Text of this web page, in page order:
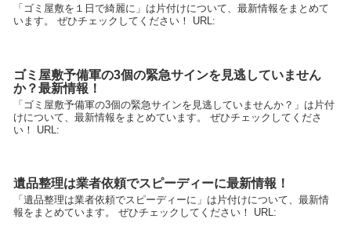
「ゴミ屋敷を１日で綺麗に」は片付けについて、最新情報をまとめて
います。 ぜひチェックしてください！ URL:
ゴミ屋敷予備軍の3個の緊急サインを見逃していません
か？最新情報！
「ゴミ屋敷予備軍の3個の緊急サインを見逃していませんか？」は片付
けについて、最新情報をまとめています。 ぜひチェックしてくださ
い！ URL:
遺品整理は業者依頼でスピーディーに最新情報！
「遺品整理は業者依頼でスピーディーに」は片付けについて、最新情
報をまとめています。 ぜひチェックしてください！ URL: